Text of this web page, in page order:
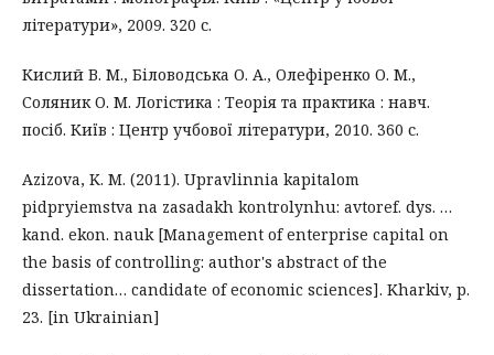
літератури», 2009. 320 с.
Кислий В. М., Біловодська О. А., Олефіренко О. М.,
Соляник О. М. Логістика : Теорія та практика : навч.
посіб. Київ : Центр учбової літератури, 2010. 360 с.
Azizova, K. M. (2011). Upravlinnia kapitalom
pidpryiemstva na zasadakh kontrolynhu: avtoref. dys. …
kand. ekon. nauk [Management of enterprise capital on
the basis of controlling: author's abstract of the
dissertation… candidate of economic sciences]. Kharkiv, p.
23. [in Ukrainian]